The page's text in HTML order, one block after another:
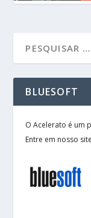
BLUESOFT
O Acelerato é um
Entre em nosso